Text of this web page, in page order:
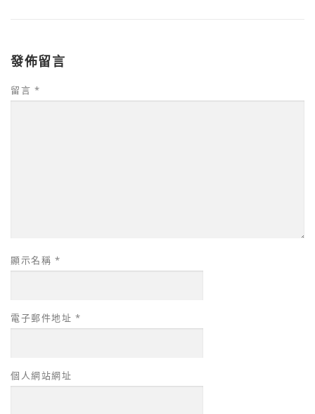
發佈留言
留言 *
顯示名稱 *
電子郵件地址 *
個人網站網址